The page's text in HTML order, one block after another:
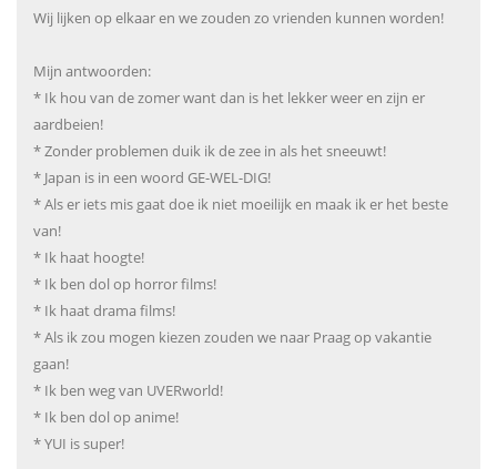
Wij lijken op elkaar en we zouden zo vrienden kunnen worden!
Mijn antwoorden:
* Ik hou van de zomer want dan is het lekker weer en zijn er
aardbeien!
* Zonder problemen duik ik de zee in als het sneeuwt!
* Japan is in een woord GE-WEL-DIG!
* Als er iets mis gaat doe ik niet moeilijk en maak ik er het beste
van!
* Ik haat hoogte!
* Ik ben dol op horror films!
* Ik haat drama films!
* Als ik zou mogen kiezen zouden we naar Praag op vakantie
gaan!
* Ik ben weg van UVERworld!
* Ik ben dol op anime!
* YUI is super!